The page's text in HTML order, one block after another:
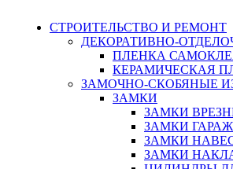
СТРОИТЕЛЬСТВО И РЕМОНТ
ДЕКОРАТИВНО-
ПЛЕНКА
КЕРАМИЧЕСКАЯ
ЗАМОЧНО-СКОБЯНЫЕ
ЗАМКИ
ЗАМКИ
ЗАМКИ
ЗАМКИ
ЗАМКИ